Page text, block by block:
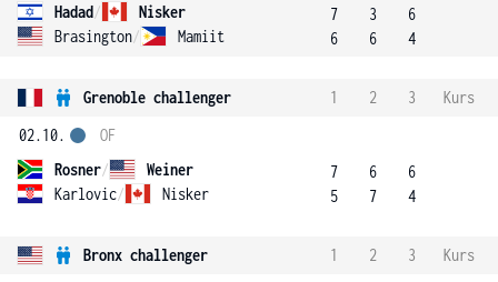
Hadad/
Nisker
Brasington/ Mamiit
7
6
3
6
6
4
Grenoble challenger 1 2 3
Kurs
02.10.
Rosner/
Weiner
Karlovic/ Nisker
OF
7
5
6
7
6
4
Bronx challenger 1 2 3
Kurs